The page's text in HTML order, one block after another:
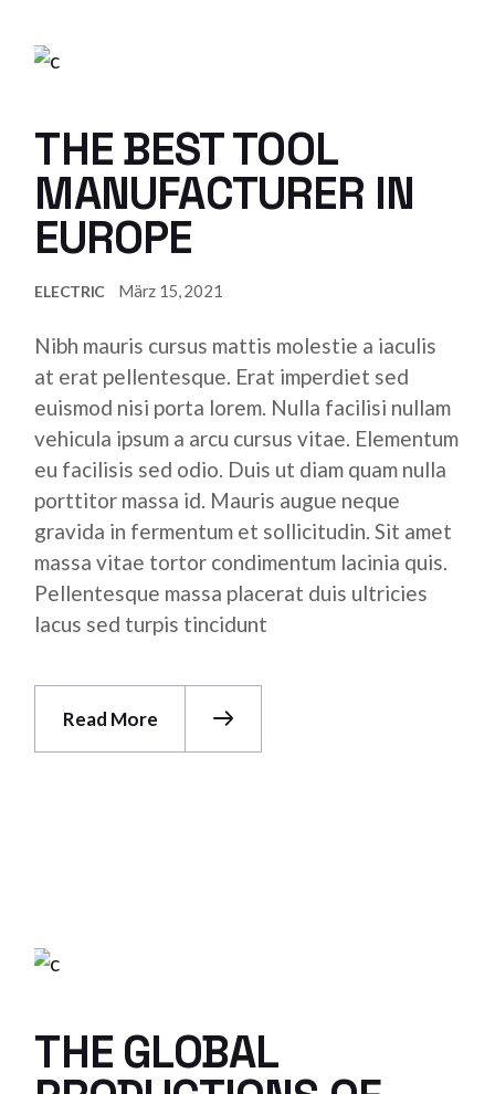
THE BEST TOOL
MANUFACTURER IN
EUROPE
ELECTRIC März 15, 2021
Nibh mauris cursus mattis molestie a iaculis
at erat pellentesque. Erat imperdiet sed
euismod nisi porta lorem. Nulla facilisi nullam
vehicula ipsum a arcu cursus vitae. Elementum
eu facilisis sed odio. Duis ut diam quam nulla
porttitor massa id. Mauris augue neque
gravida in fermentum et sollicitudin. Sit amet
massa vitae tortor condimentum lacinia quis.
Pellentesque massa placerat duis ultricies
lacus sed turpis tincidunt
Read More
THE GLOBAL